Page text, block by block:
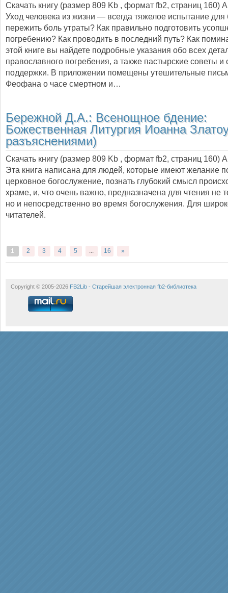
Скачать книгу (размер 809 Kb , формат fb2, страниц 160)
Уход человека из жизни — всегда тяжелое испытание для
пережить боль утраты? Как правильно подготовить
погребению? Как проводить в последний путь? Как
этой книге вы найдете подробные указания обо всех
православного погребения, а также пастырские советы и
поддержки. В приложении помещены утешительные
Феофана о часе смертном и…
Бережной Д.А.: Всенощное бдение:
Божественная Литургия Иоанна
разъяснениями)
Скачать книгу (размер 809 Kb , формат fb2, страниц 160)
Эта книга написана для людей, которые имеют желание
церковное богослужение, познать глубокий смысл
храме, и, что очень важно, предназначена для чтения не
но и непосредственно во время богослужения. Для
читателей.
1 2 3 4 5 ... 16 »
Copyright © 2005-2026 FB2Lib - Старейшая электронная fb2-библиотека